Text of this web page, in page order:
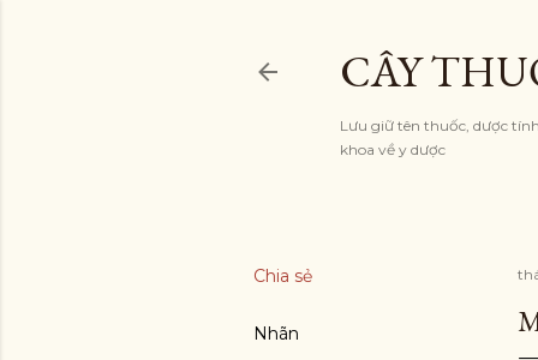
CÂY
Lưu giữ tên thuốc, dược
khoa về y dược
Chia sẻ
Nhãn